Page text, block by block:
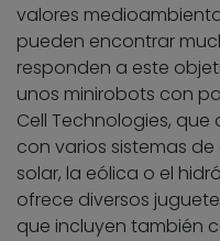
valores
pueden encontrar
responden a este
unos minirobots con
Cell Technologies,
con varios sistemas
solar, la eólica o el
ofrece diversos
que incluyen también